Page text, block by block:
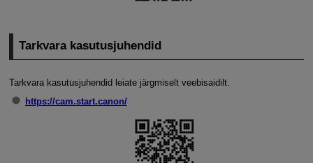
Tarkvara kasutusjuhendid
Tarkvara kasutusjuhendid leiate järgmiselt veebisaidilt.
https://cam.start.canon/